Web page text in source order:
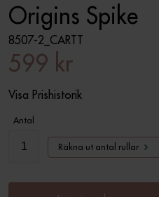
Origins Spike
8507-2_CARTT
599 kr
Visa Prishistorik
Antal
Räkna ut antal rullar